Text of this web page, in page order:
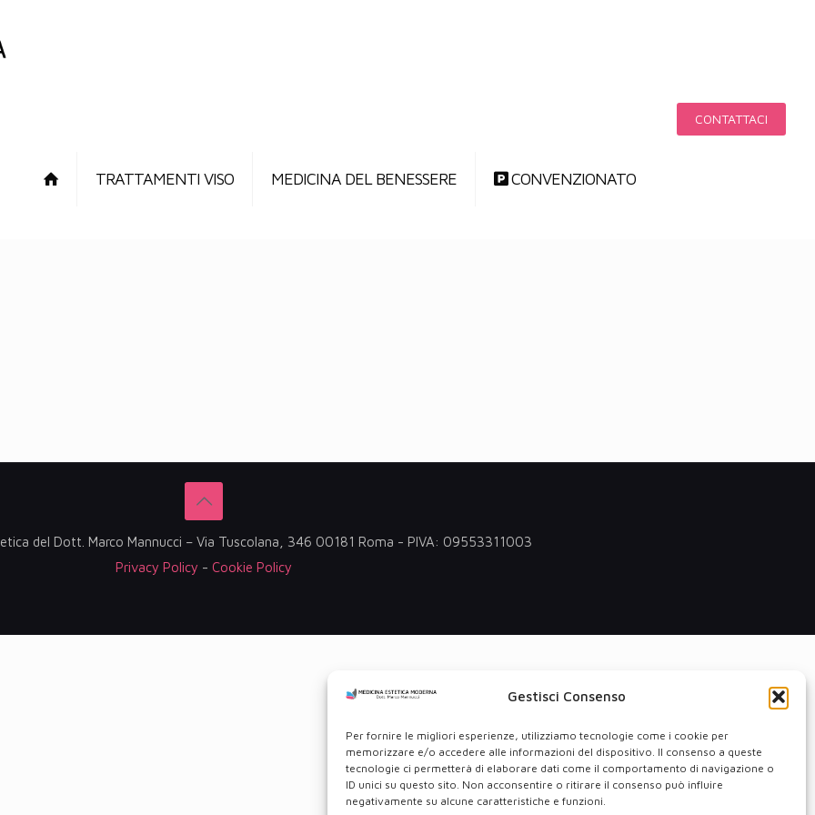
Gestisci Consenso
Per fornire le migliori esperienze, utilizziamo tecnologie come i cookie per
memorizzare e/o accedere alle informazioni del dispositivo. Il consenso a queste
tecnologie ci permetterà di elaborare dati come il comportamento di navigazione o
ID unici su questo sito. Non acconsentire o ritirare il consenso può influire
negativamente su alcune caratteristiche e funzioni.
TRATTAMENTI VISO MEDICINA DEL BENESSERE CONVENZIONATO
CONTATTACI
del Dott. Marco Mannucci – Via Tuscolana, 346 00181 Roma - PIVA: 09553311003
Privacy Policy - Cookie Policy